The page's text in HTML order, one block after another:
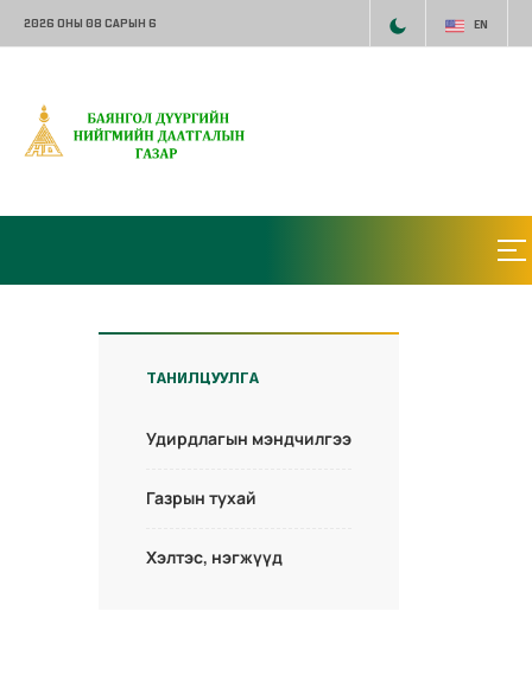
2026 ОНЫ 08 САРЫН 6 EN
ТАНИЛЦУУЛГА
Удирдлагын мэндчилгээ
Газрын тухай
Хэлтэс, нэгжүүд